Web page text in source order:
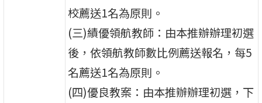
校薦送1名為原則。
(三)績優領航教師：由本推辦辦理初選
後，依領航教師數比例薦送報名，每5
名薦送1名為原則。
(四)優良教案：由本推辦辦理初選，下